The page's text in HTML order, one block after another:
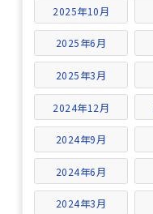
2025年10月
2025年6月
2025年3月
2024年12月
2024年9月
2024年6月
2024年3月